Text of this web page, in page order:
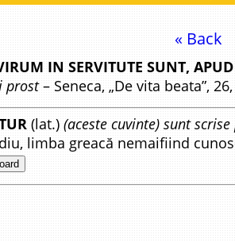
« Back
IN SERVITUTE SUNT,
prost– Seneca, „De vita beata”,
(lat.) (aceste cuvinte) sunt
limba greacă nemaifiind